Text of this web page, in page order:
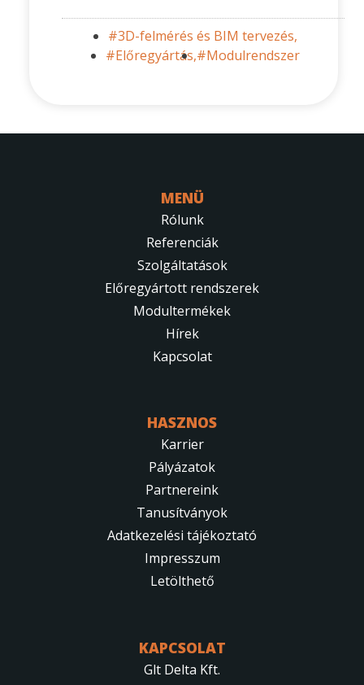
#3D-felmérés és BIM tervezés,
#Előregyártás,#Modulrendszer
MENÜ
Rólunk
Referenciák
Szolgáltatások
Előregyártott rendszerek
Modultermékek
Hírek
Kapcsolat
HASZNOS
Karrier
Pályázatok
Partnereink
Tanusítványok
Adatkezelési tájékoztató
Impresszum
Letölthető
KAPCSOLAT
Glt Delta Kft.